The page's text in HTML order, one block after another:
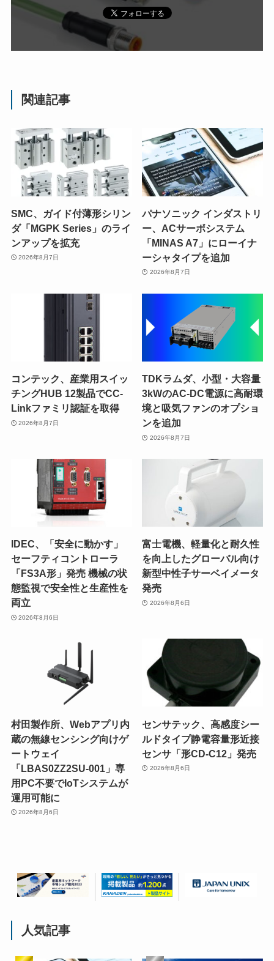
関連記事
SMC、ガイド付薄形シリン
ダ「MGPK Series」のライ
ンアップを拡充
2026年8月7日
パナソニック インダストリ
ー、ACサーボシステム
「MINAS A7」にローイナ
ーシャタイプを追加
2026年8月7日
コンテック、産業用スイッ
チングHUB 12製品でCC-
Linkファミリ認証を取得
2026年8月7日
TDKラムダ、小型・大容量
3kWのAC-DC電源に高耐環
境と吸気ファンのオプショ
ンを追加
2026年8月7日
IDEC、「安全に動かす」
セーフティコントローラ
「FS3A形」発売 機械の状
態監視で安全性と生産性を
両立
2026年8月6日
富士電機、軽量化と耐久性
を向上したグローバル向け
新型中性子サーベイメータ
発売
2026年8月6日
村田製作所、Webアプリ内
蔵の無線センシング向けゲ
ートウェイ
「LBAS0ZZ2SU-001」専
用PC不要でIoTシステムが
運用可能に
2026年8月6日
センサテック、高感度シー
ルドタイプ静電容量形近接
センサ「形CD-C12」発売
2026年8月6日
人気記事